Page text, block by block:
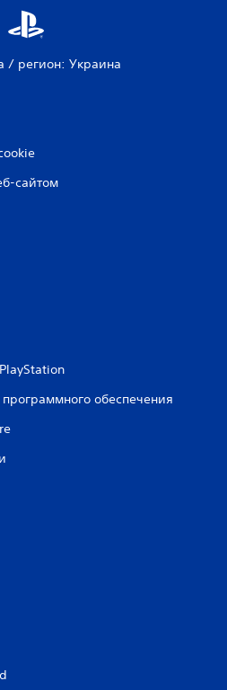
/ регион: Украина
сайтом
обеспечения